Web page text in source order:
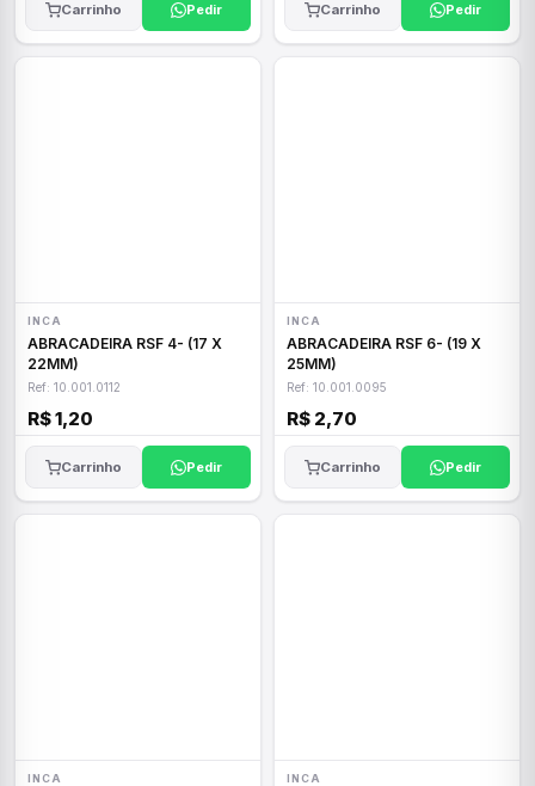
Carrinho Pedir Carrinho Pedir
INCA
ABRACADEIRA RSF 4- (17 X
22MM)
Ref: 10.001.0112
R$ 1,20
Carrinho Pedir
INCA
ABRACADEIRA RSF 6- (19 X
25MM)
Ref: 10.001.0095
R$ 2,70
Carrinho Pedir
INCA INCA